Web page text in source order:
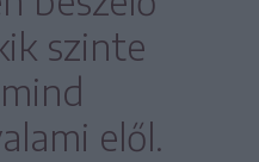
szinte
elől.